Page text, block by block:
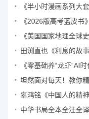
《半小时漫画系列大
《2026版高考蓝皮书》
《美国国家地理全球
田渕直也《利息的故
《零基础养“龙虾”AI
辜鸿铭《中国人的精神
中华书局全本全注全